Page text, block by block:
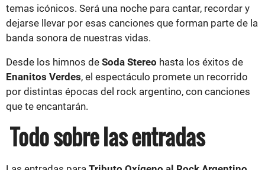
temas icónicos. Será una noche para cantar, recordar y
dejarse llevar por esas canciones que forman parte de la
banda sonora de nuestras vidas.
Desde los himnos de Soda Stereo hasta los éxitos de
Enanitos Verdes, el espectáculo promete un recorrido
por distintas épocas del rock argentino, con canciones
que te encantarán.
Todo sobre las entradas